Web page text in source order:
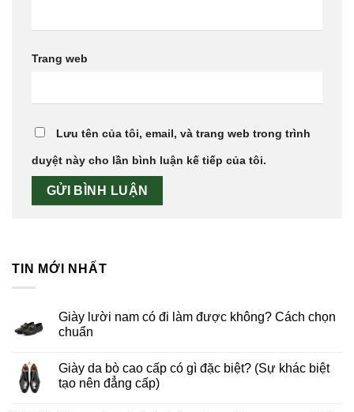
Trang web
Lưu tên của tôi, email, và trang web trong trình
duyệt này cho lần bình luận kế tiếp của tôi.
TIN MỚI NHẤT
Giày lười nam có đi làm được không? Cách chọn
chuẩn
Giày da bò cao cấp có gì đặc biệt? (Sự khác biệt
tạo nên đẳng cấp)